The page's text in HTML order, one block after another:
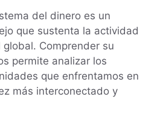
del dinero es un
que sustenta la actividad
Comprender su
permite analizar los
que enfrentamos en
más interconectado y